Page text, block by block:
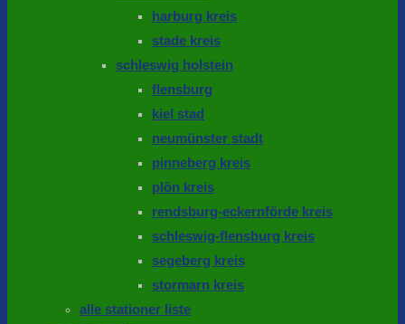
harburg kreis
stade kreis
schleswig holstein
flensburg
kiel stad
neumünster stadt
pinneberg kreis
plön kreis
rendsburg-eckernförde kreis
schleswig-flensburg kreis
segeberg kreis
stormarn kreis
alle stationer liste